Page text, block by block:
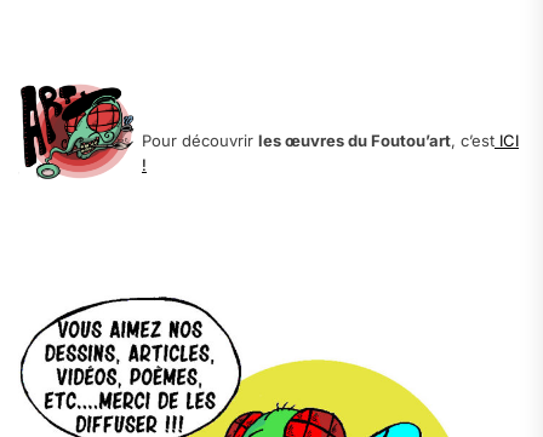
Pour découvrir les œuvres du Foutou’art, c’est ICI
!